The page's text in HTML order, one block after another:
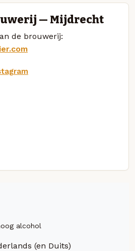
— Mijdrecht
de brouwerij:
alcohol
(en Duits)